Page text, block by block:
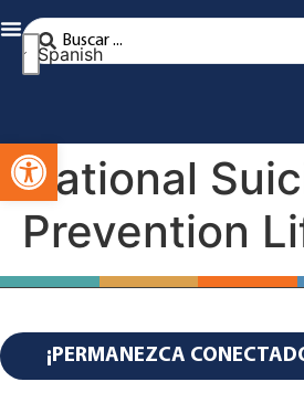
Spanish
National
Prevention
¡PERMANEZCA
Abra la barra de herramientas